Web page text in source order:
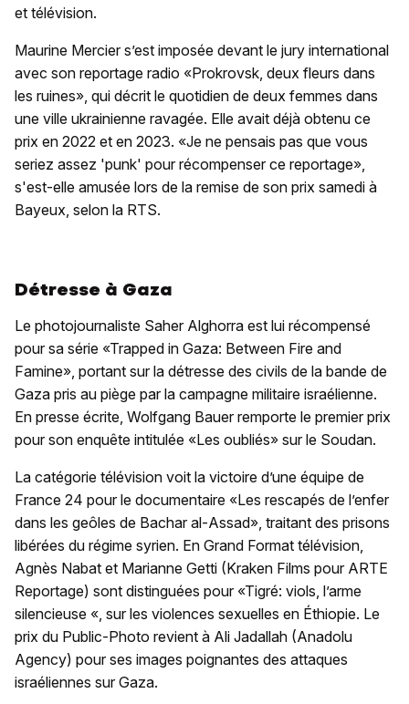
et télévision.
Maurine Mercier s’est imposée devant le jury international
avec son reportage radio «Prokrovsk, deux fleurs dans
les ruines», qui décrit le quotidien de deux femmes dans
une ville ukrainienne ravagée. Elle avait déjà obtenu ce
prix en 2022 et en 2023. «Je ne pensais pas que vous
seriez assez 'punk' pour récompenser ce reportage»,
s'est-elle amusée lors de la remise de son prix samedi à
Bayeux, selon la RTS.
Détresse à Gaza
Le photojournaliste Saher Alghorra est lui récompensé
pour sa série «Trapped in Gaza: Between Fire and
Famine», portant sur la détresse des civils de la bande de
Gaza pris au piège par la campagne militaire israélienne.
En presse écrite, Wolfgang Bauer remporte le premier prix
pour son enquête intitulée «Les oubliés» sur le Soudan.
La catégorie télévision voit la victoire d’une équipe de
France 24 pour le documentaire «Les rescapés de l’enfer
dans les geôles de Bachar al‐Assad», traitant des prisons
libérées du régime syrien. En Grand Format télévision,
Agnès Nabat et Marianne Getti (Kraken Films pour ARTE
Reportage) sont distinguées pour «Tigré: viols, l’arme
silencieuse «, sur les violences sexuelles en Éthiopie. Le
prix du Public‐Photo revient à Ali Jadallah (Anadolu
Agency) pour ses images poignantes des attaques
israéliennes sur Gaza.